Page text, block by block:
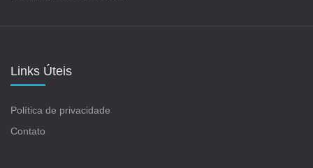
Links Úteis
Política de privacidade
Contato